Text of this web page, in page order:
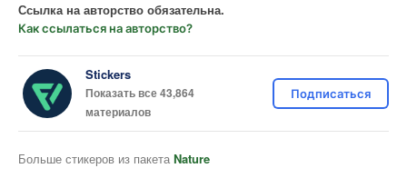
Ссылка на авторство обязательна.
Как ссылаться на авторство?
Stickers
Показать все 43,864
материалов
Подписаться
Больше стикеров из пакета Nature